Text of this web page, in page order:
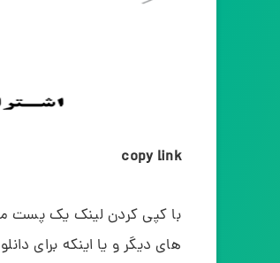
copy link
با کپی کردن لینک یک پست
های دیگر و یا اینکه برای